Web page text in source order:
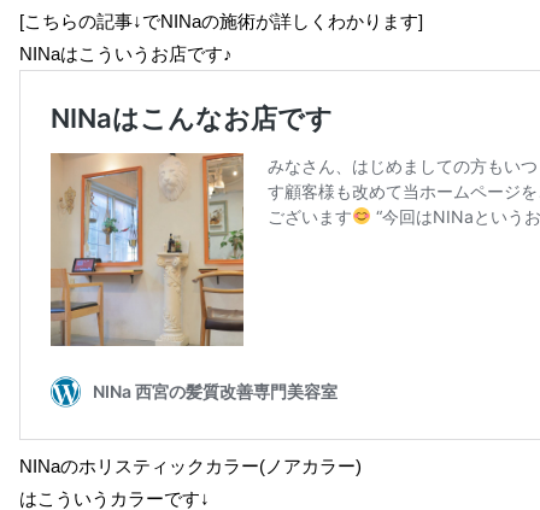
[こちらの記事↓でNINaの施術が詳しくわかります]
NINaはこういうお店です♪
NINaのホリスティックカラー(ノアカラー)
はこういうカラーです↓